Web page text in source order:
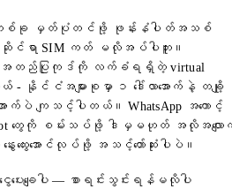
စ်တစ်ခု မှတ်ပုံတင်ဖို့ ဖုန်းနံပါတ်အသစ်
င်ရာ SIM ကတ် မလိုအပ်ပါဘူး။
အတည်ပြုကုဒ်ကို လက်ခံရရှိတဲ့ virtual
ယ် - နိုင်ငံအများစုမှာ ၁ ဒေါ်လာအောက်နဲ့ တချို့
ာက်ပဲ ကျသင့်ပါတယ်။ WhatsApp အကောင့်
ေကို စမ်းသပ်ဖို့ ဒါမှမဟုတ် အလိုအလျော
ေးအောင်လုပ်ဖို့ အသင့်တော်ဆုံးပါပဲ။
းချေပါ — စာရင်းသွင်းရန်မလိုပါ